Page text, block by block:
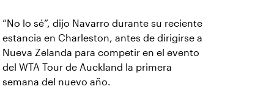
“No lo sé”, dijo Navarro durante su reciente
estancia en Charleston, antes de dirigirse a
Nueva Zelanda para competir en el evento
del WTA Tour de Auckland la primera
semana del nuevo año.